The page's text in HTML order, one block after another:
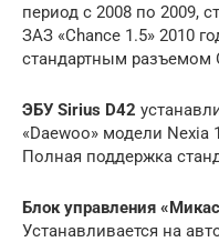
период с 2008 по 2009,
ЗАЗ «Chance 1.5» 2010
стандартным разъемом
ЭБУ Sirius D42
«Daewoo» модели Nexia
Полная поддержка
Блок управления
Устанавливается на